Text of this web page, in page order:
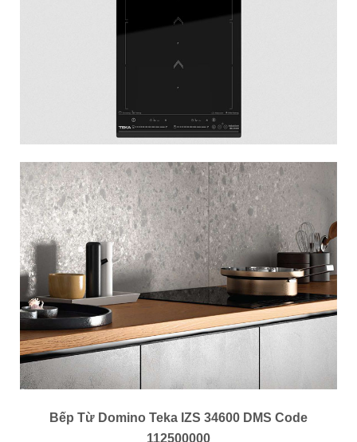
Bếp Từ Domino Teka IZS 34600 DMS Code
112500000